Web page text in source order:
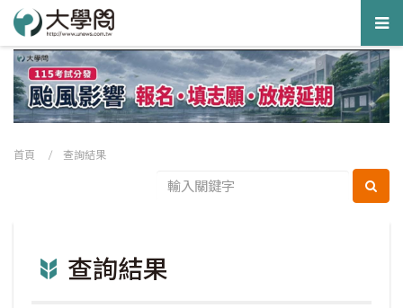
首頁 / 查詢結果
查詢結果